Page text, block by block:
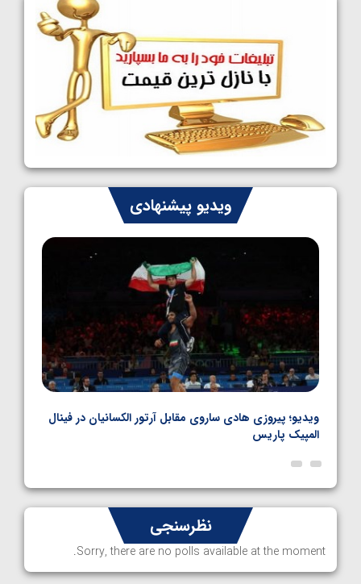
کشتی آزاد نوجوانان جهان؛ رقبای نمایندگان
ایران مشخص شدند
1405/05/08
کشتی فرنگی نوجوانان جهان؛ سکوی تیمی
سوم برای ایران
1405/05/07
ایران چشم به راه چهار مدال در پنج وزن دوم
کشتی فرنگی نوجوانان جهان
1405/05/06
ویدیو پیشنهادی
ویدیو؛ پیروزی هادی ساروی مقابل آرتور الکسانیان در فینال
المپیک پاریس
نظرسنجی
Sorry, there are no polls available at the moment.